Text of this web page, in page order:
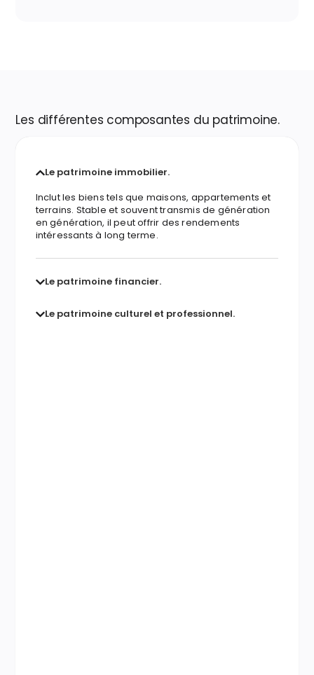
Les différentes composantes du patrimoine.
Le patrimoine immobilier.
Inclut les biens tels que maisons, appartements et
terrains. Stable et souvent transmis de génération
en génération, il peut offrir des rendements
intéressants à long terme.
Le patrimoine financier.
Le patrimoine culturel et professionnel.